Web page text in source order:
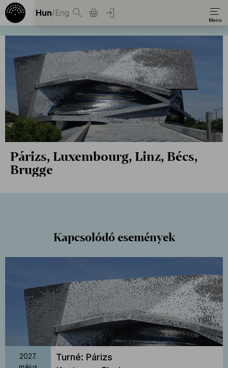
Hun/Eng
Párizs, Luxembourg, Linz, Bécs,
Brugge
Kapcsolódó események
2027.
Turné: Párizs